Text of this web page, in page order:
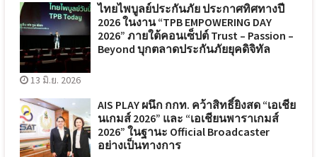
ไทยไพบูลย์ประกันภัย ประกาศทิศทางปี
2026 ในงาน “TPB EMPOWERING DAY
2026” ภายใต้คอนเซ็ปต์ Trust – Passion –
Beyond บุกตลาดประกันภัยยุคดิจิทัล
13 มิ.ย. 2026
AIS PLAY ผนึก กกท. คว้าสิทธิ์ยิงสด “เอเชีย
นเกมส์ 2026” และ “เอเชียนพาราเกมส์
2026” ในฐานะ Official Broadcaster
อย่างเป็นทางการ